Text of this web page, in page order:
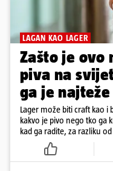
LAGAN KAO LAGER
Zašto je
piva na
ga je
Lager može biti craft kao
kakvo je pivo nego tko ga
kad ga radite, za razliku